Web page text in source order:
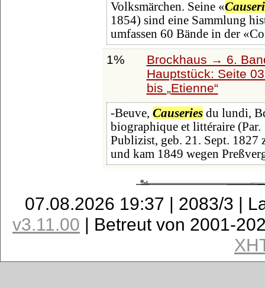
Volksmärchen. Seine «
1854) sind eine Sammlung
umfassen 60 Bände in der
1%
Brockhaus → 6.
Hauptstück: Seite
bis Etienne
-Beuve, Causeriesdu lundi,
biographique et littéraire
Publizist, geb. 21. Sept.
und kam 1849 wegen
07.08.2026 19:37 | 2083/3 |
v3.11.00 | Betreut von 2001-